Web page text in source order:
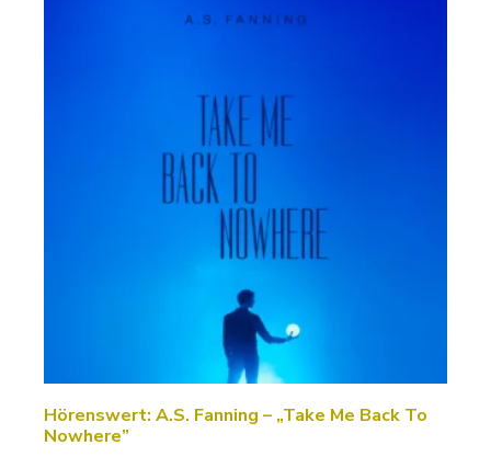
Hörenswert: A.S. Fanning – „Take Me Back To
Nowhere”